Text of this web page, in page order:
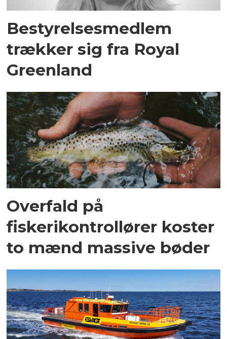
Bestyrelsesmedlem
trækker sig fra Royal
Greenland
Overfald på
fiskerikontrollører koster
to mænd massive bøder